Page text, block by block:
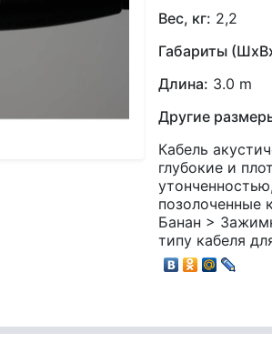
Вес, кг: 2,2
Габариты
Длина: 3.0 m
Другие
Кабель
глубокие и
позолоченные
Банан >
типу кабеля